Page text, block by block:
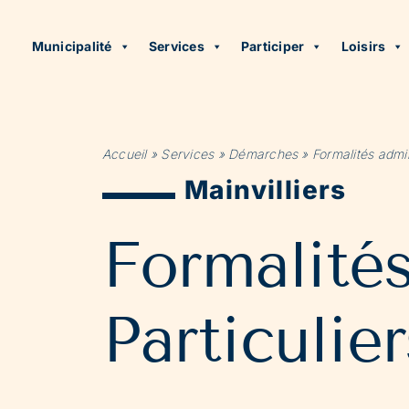
Municipalité Services Participer Loisirs
Accueil» Services» Démarches» Formalités
Mainvilliers